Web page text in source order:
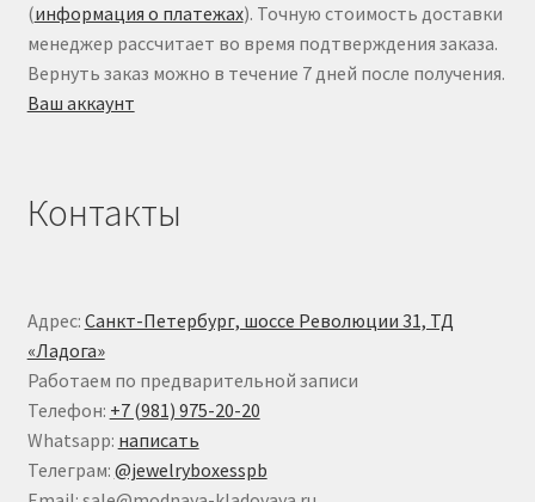
(информация о платежах). Точную стоимость доставки
менеджер рассчитает во время подтверждения заказа.
Вернуть заказ можно в течение 7 дней после получения.
Ваш аккаунт
Контакты
Адрес: Санкт-Петербург, шоссе Революции 31, ТД
«Ладога»
Работаем по предварительной записи
Телефон: +7 (981) 975-20-20
Whatsapp: написать
Телеграм: @jewelryboxesspb